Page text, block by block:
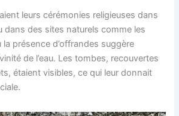
leurs cérémonies religieuses dans
dans des sites naturels comme les
présence d’offrandes suggère
de l’eau. Les tombes, recouvertes
étaient visibles, ce qui leur donnait